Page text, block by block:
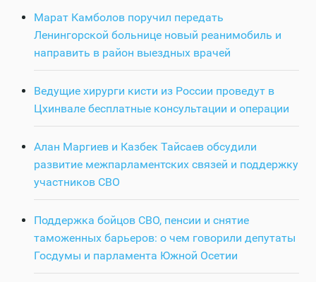
Марат Камболов поручил передать
Ленингорской больнице новый реанимобиль и
направить в район выездных врачей
Ведущие хирурги кисти из России проведут в
Цхинвале бесплатные консультации и операции
Алан Маргиев и Казбек Тайсаев обсудили
развитие межпарламентских связей и поддержку
участников СВО
Поддержка бойцов СВО, пенсии и снятие
таможенных барьеров: о чем говорили депутаты
Госдумы и парламента Южной Осетии